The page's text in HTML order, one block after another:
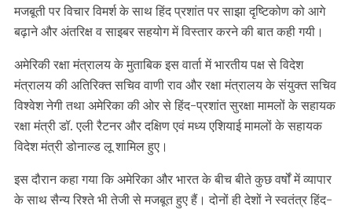
मजबूती पर विचार विमर्श के साथ हिंद प्रशांत पर साझा दृष्टिकोण को आगे
बढ़ाने और अंतरिक्ष व साइबर सहयोग में विस्तार करने की बात कही गयी।
अमेरिकी रक्षा मंत्रालय के मुताबिक इस वार्ता में भारतीय पक्ष से विदेश
मंत्रालय की अतिरिक्त सचिव वाणी राव और रक्षा मंत्रालय के संयुक्त सचिव
विश्वेश नेगी तथा अमेरिका की ओर से हिंद-प्रशांत सुरक्षा मामलों के सहायक
रक्षा मंत्री डॉ. एली रैटनर और दक्षिण एवं मध्य एशियाई मामलों के सहायक
विदेश मंत्री डोनाल्ड लू शामिल हुए।
इस दौरान कहा गया कि अमेरिका और भारत के बीच बीते कुछ वर्षों में व्यापार
के साथ सैन्य रिश्ते भी तेजी से मजबूत हुए हैं। दोनों ही देशों ने स्वतंत्र हिंद-